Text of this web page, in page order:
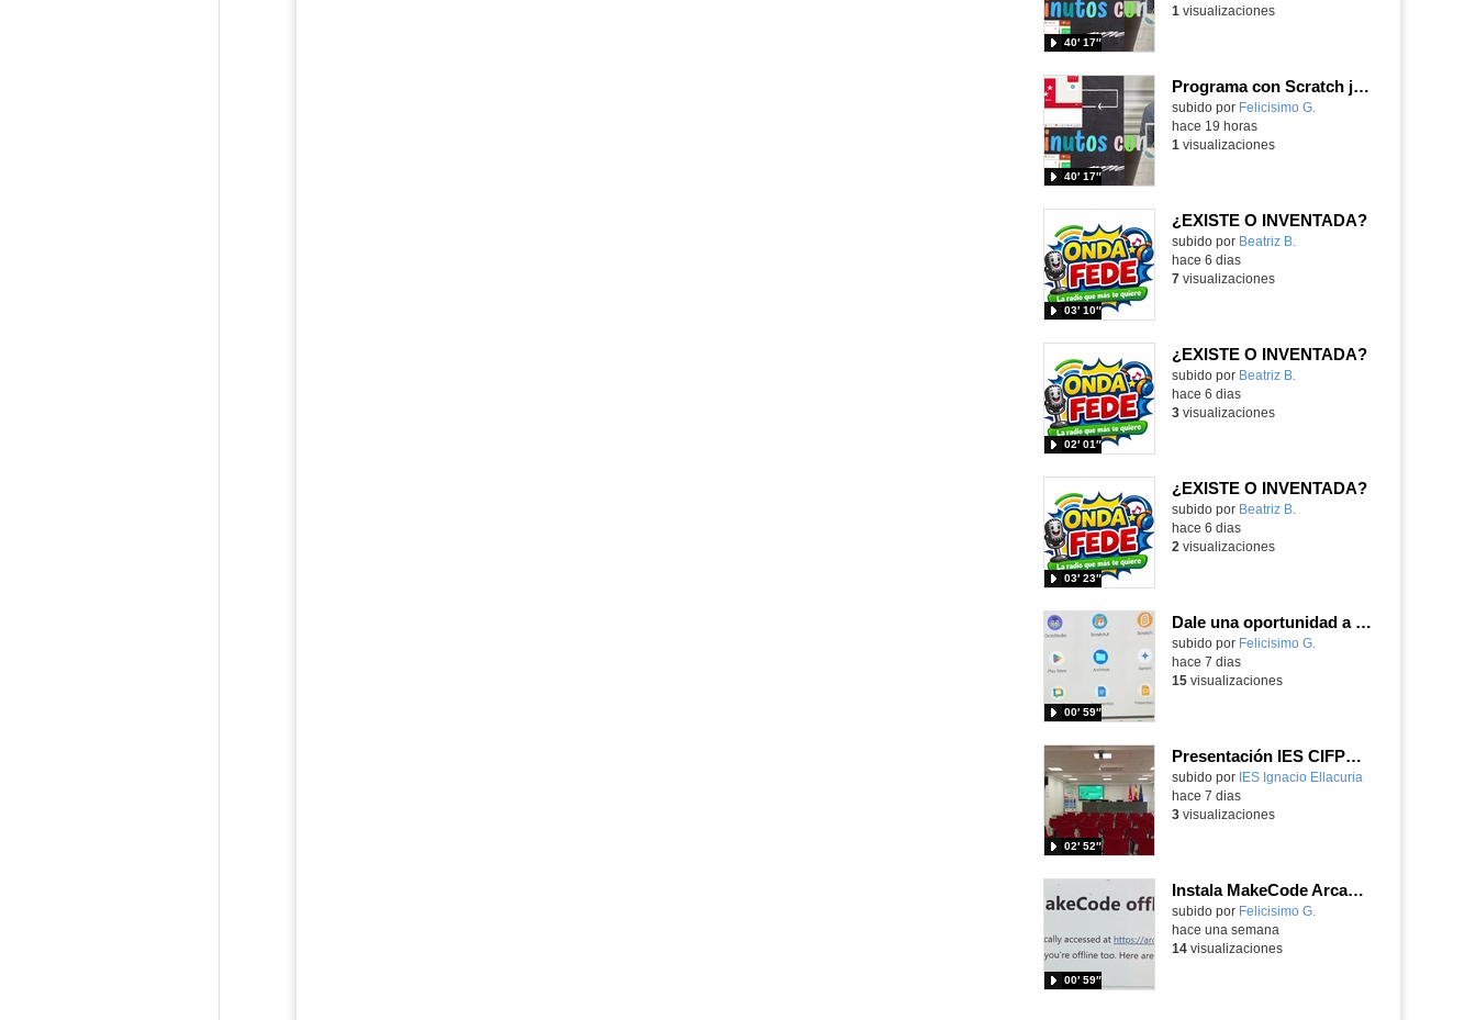
40′ 17″
1 visualizaciones
Programa con Scratch juegos con los partidos del mundial 2026 ganados por España
Contenido educativo.
subido por Felicisimo G.
40′ 17″
hace 19 horas
1 visualizaciones
¿EXISTE O INVENTADA?
Contenido educativo.
subido por Beatriz B.
03′ 10″
hace 6 dias
7visualizaciones
¿EXISTE O INVENTADA?
Contenido educativo.
subido por Beatriz B.
02′ 01″
hace 6 dias
3visualizaciones
¿EXISTE O INVENTADA?
Contenido educativo.
subido por Beatriz B.
03′ 23″
hace 6 dias
2 visualizaciones
Dale una oportunidad a los Chromebooks y utiliza un proyector para realizar talleres si no tienes pantallas táctiles
Contenido educativo.
subido por Felicisimo G.
00′ 59″
hace 7 dias
15visualizaciones
Presentación IES CIFPD Ignacio Ellacuría
Contenido educativo.
subido por IES Ignacio Ellacuria
02′ 52″
hace 7 dias
3visualizaciones
Instala MakeCode Arcade para trabajar offline en tu tablet, ordenador, Chromebook
Contenido educativo.
subido por Felicisimo G.
00′ 59″
hace una semana
14visualizaciones